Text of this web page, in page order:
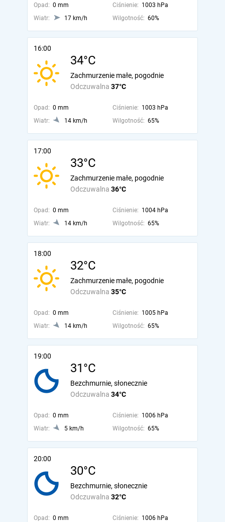
Opad: 0 mm Ciśnienie: 1003 hPa
Wiatr:
17 km/h Wilgotność: 60%
16:00
34°C
Odczuwalna 37°C
Zachmurzenie małe, pogodnie
Opad: 0 mm Ciśnienie: 1003 hPa
Wiatr:
14 km/h Wilgotność: 65%
17:00
33°C
Odczuwalna 36°C
Zachmurzenie małe, pogodnie
Opad: 0 mm Ciśnienie: 1004 hPa
Wiatr:
14 km/h Wilgotność: 65%
18:00
32°C
Odczuwalna 35°C
Zachmurzenie małe, pogodnie
Opad: 0 mm Ciśnienie: 1005 hPa
Wiatr:
14 km/h Wilgotność: 65%
19:00
31°C
Odczuwalna 34°C
Bezchmurnie, słonecznie
Opad: 0 mm Ciśnienie: 1006 hPa
Wiatr:
5 km/h Wilgotność: 65%
20:00
30°C
Odczuwalna 32°C
Bezchmurnie, słonecznie
Opad: 0 mm Ciśnienie: 1006 hPa